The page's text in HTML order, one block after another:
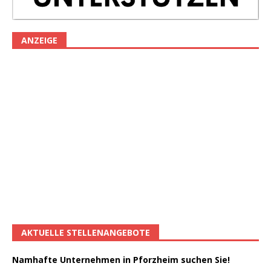
ANZEIGE
AKTUELLE STELLENANGEBOTE
Namhafte Unternehmen in Pforzheim suchen Sie!